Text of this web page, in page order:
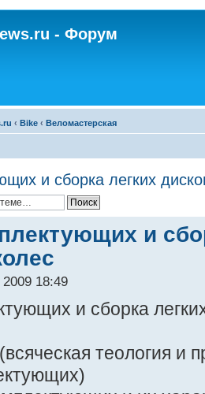
- Форум
‹ Bike ‹ Веломастерская
и сборка легких
и
2009 18:49
и сборка
теология и